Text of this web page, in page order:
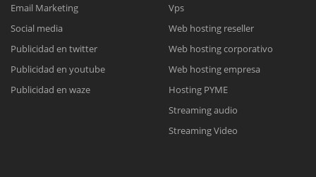
Reunión online
Nuestros ejecutivos le enviarán un correo electrónico con el enlace a
Cotización
Complete el formulario y nos contactaremos a la brevedad.
Chat Online
Todos nuestros ejecutivos están fuera de línea. Complete el formulario
para enviarnos un correo electrónico con sus datos personales.
Email Marketing
Social media
Publicidad en twitter
Publicidad en youtube
Publicidad en waze
Vps
Web hosting reseller
Web hosting corporativo
Web hosting empresa
Hosting PYME
Streaming audio
Streaming Video